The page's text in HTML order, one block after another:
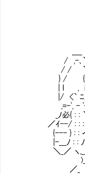
／
／
／
／
____
/ ,-､` ,
/ / `〈¨`ｰ-
} / {' ､
| l , i ___ｰ
|/ <` ﾆ, 〉,ヽ
,=-', - '--ｰ_- ｰ
_ﾉ必{ : : `: ＼|
／ｲ--/ :
{--- } : :
|-___ﾉ
＼_／ ヽ,__l
／_